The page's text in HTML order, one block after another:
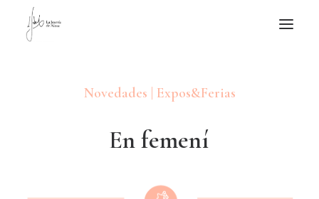
Novedades | Expos&Ferias
Enfemení